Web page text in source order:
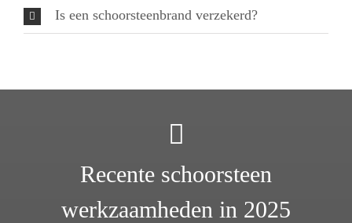
Is een schoorsteenbrand verzekerd?
Recente schoorsteen
werkzaamheden in 2025